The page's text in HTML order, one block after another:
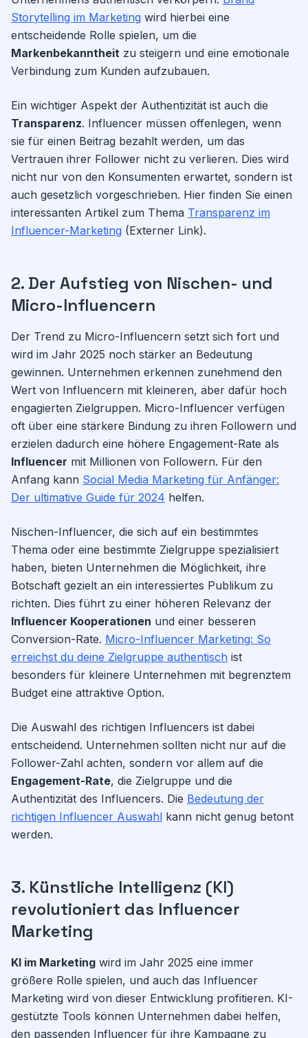
Storytelling im Marketing wird hierbei eine
entscheidende Rolle spielen, um die
Markenbekanntheit zu steigern und eine emotionale
Verbindung zum Kunden aufzubauen.
Ein wichtiger Aspekt der Authentizität ist auch die
Transparenz. Influencer müssen offenlegen, wenn
sie für einen Beitrag bezahlt werden, um das
Vertrauen ihrer Follower nicht zu verlieren. Dies wird
nicht nur von den Konsumenten erwartet, sondern ist
auch gesetzlich vorgeschrieben. Hier finden Sie einen
interessanten Artikel zum Thema Transparenz im
Influencer-Marketing (Externer Link).
2. Der Aufstieg von Nischen- und
Micro-Influencern
Der Trend zu Micro-Influencern setzt sich fort und
wird im Jahr 2025 noch stärker an Bedeutung
gewinnen. Unternehmen erkennen zunehmend den
Wert von Influencern mit kleineren, aber dafür hoch
engagierten Zielgruppen. Micro-Influencer verfügen
oft über eine stärkere Bindung zu ihren Followern und
erzielen dadurch eine höhere Engagement-Rate als
Influencer mit Millionen von Followern. Für den
Anfang kann Social Media Marketing für Anfänger:
Der ultimative Guide für 2024 helfen.
Nischen-Influencer, die sich auf ein bestimmtes
Thema oder eine bestimmte Zielgruppe spezialisiert
haben, bieten Unternehmen die Möglichkeit, ihre
Botschaft gezielt an ein interessiertes Publikum zu
richten. Dies führt zu einer höheren Relevanz der
Influencer Kooperationen und einer besseren
Conversion-Rate. Micro-Influencer Marketing: So
erreichst du deine Zielgruppe authentisch ist
besonders für kleinere Unternehmen mit begrenztem
Budget eine attraktive Option.
Die Auswahl des richtigen Influencers ist dabei
entscheidend. Unternehmen sollten nicht nur auf die
Follower-Zahl achten, sondern vor allem auf die
Engagement-Rate, die Zielgruppe und die
Authentizität des Influencers. Die Bedeutung der
richtigen Influencer Auswahl kann nicht genug betont
werden.
3. Künstliche Intelligenz (KI)
revolutioniert das Influencer
Marketing
KI im Marketing wird im Jahr 2025 eine immer
größere Rolle spielen, und auch das Influencer
Marketing wird von dieser Entwicklung profitieren. KI-
gestützte Tools können Unternehmen dabei helfen,
den passenden Influencer für ihre Kampagne zu